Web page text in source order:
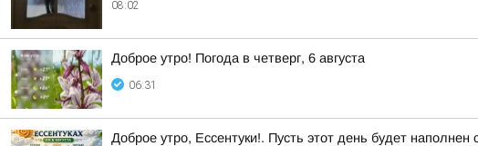
08:02
Доброе утро! Погода в четверг, 6 августа
06:31
Доброе утро, Ессентуки!. Пусть этот день будет